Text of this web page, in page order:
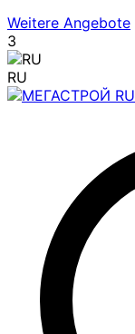
Weitere Angebote
3
RU